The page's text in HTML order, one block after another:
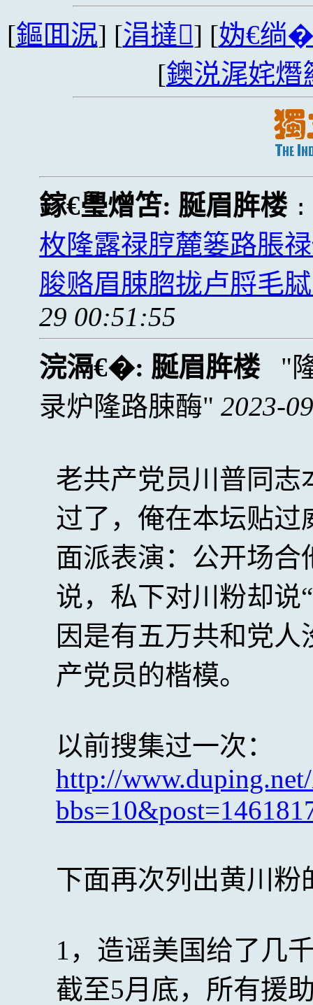
[鏂囬泦] [涓撻] [妫€绱
[鐭涚浘姹熸
鎵€璺熷笘: 脠眉脌楼
枚隆露禄脝麓篓路脹
脧赂眉脨脗拢卢脟毛
29 00:51:55
浣滆€�: 脠眉脌楼
录炉隆路脨酶
2023-
老共产党员川普同
过了，俺在本坛贴
面派表演：公开场合
说，私下对川粉却说
因是有五万共和党
产党员的楷模。
以前搜集过一次：
http://
下面再次列出黄川粉
1，造谣美国给了几
截至5月底，所有援